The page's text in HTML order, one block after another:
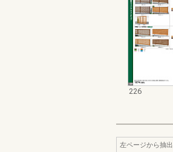
226
左ページから抽